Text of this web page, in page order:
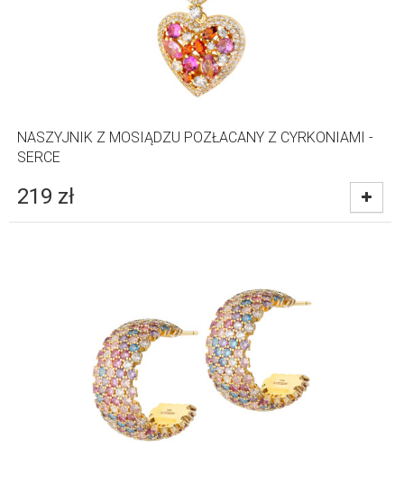
NASZYJNIK Z MOSIĄDZU POZŁACANY Z CYRKONIAMI -
SERCE
219 zł